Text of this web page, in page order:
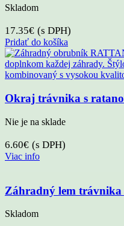
Skladom
17.35€ (s DPH)
Pridať do košíka
Okraj trávnika s
Nie je na sklade
6.60€ (s DPH)
Viac info
Záhradný lem trávnika
Skladom